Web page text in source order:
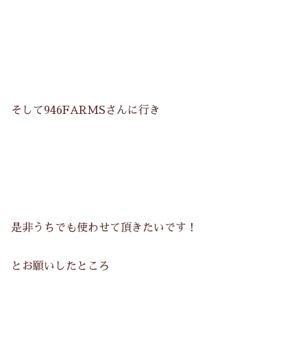
そして946FARMSさんに行き
是非うちでも使わせて頂きたいです！
とお願いしたところ